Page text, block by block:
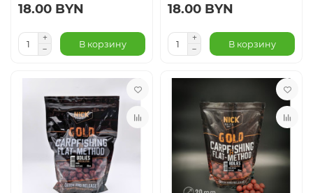
18.00 BYN
В корзину
18.00 BYN
В корзину